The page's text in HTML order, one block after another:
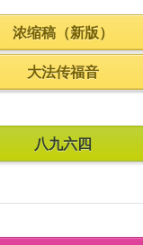
浓缩稿（新版）
大法传福音
八九六四